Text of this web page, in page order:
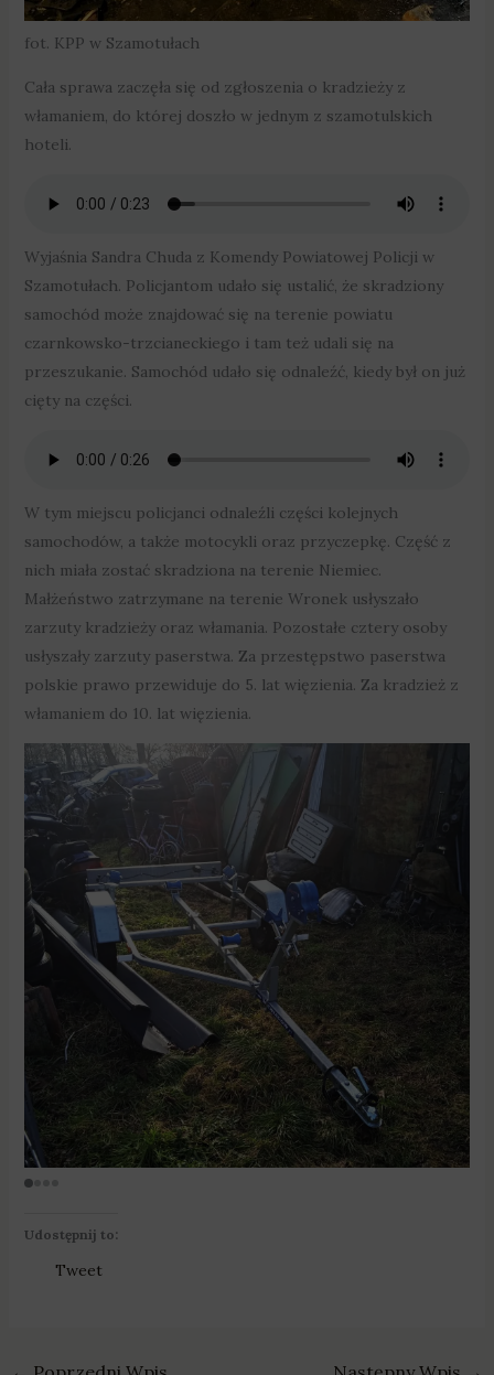
fot. KPP w Szamotułach
Cała sprawa zaczęła się od zgłoszenia o kradzieży z
włamaniem, do której doszło w jednym z szamotulskich
hoteli.
Wyjaśnia Sandra Chuda z Komendy Powiatowej Policji w
Szamotułach. Policjantom udało się ustalić, że skradziony
samochód może znajdować się na terenie powiatu
czarnkowsko-trzcianeckiego i tam też udali się na
przeszukanie. Samochód udało się odnaleźć, kiedy był on już
cięty na części.
W tym miejscu policjanci odnaleźli części kolejnych
samochodów, a także motocykli oraz przyczepkę. Część z
nich miała zostać skradziona na terenie Niemiec.
Małżeństwo zatrzymane na terenie Wronek usłyszało
zarzuty kradzieży oraz włamania. Pozostałe cztery osoby
usłyszały zarzuty paserstwa. Za przestępstwo paserstwa
polskie prawo przewiduje do 5. lat więzienia. Za kradzież z
włamaniem do 10. lat więzienia.
Udostępnij to:
Tweet